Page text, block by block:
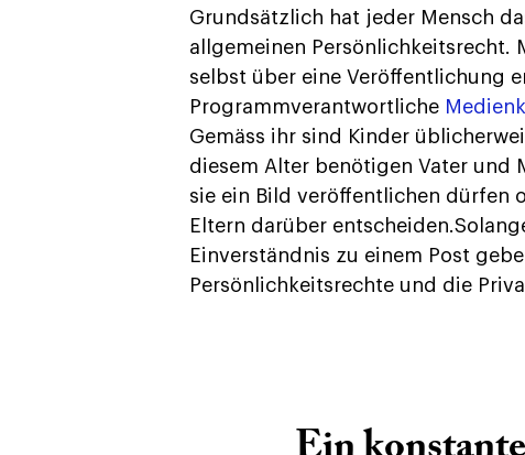
Grundsätzlich hat jeder Mensch
allgemeinen Persönlichkeitsrecht.
selbst über eine Veröffentlichung
Programmverantwortliche
Gemäss ihr sind Kinder
diesem Alter benötigen Vater und
sie ein Bild veröffentlichen dürfen
Eltern darüber
Einverständnis zu einem Post
Persönlichkeitsrechte und die